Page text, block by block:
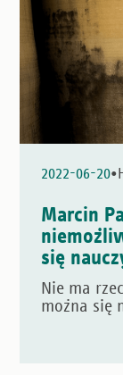
2022-06-20•
Marcin
się
Nie ma
można się